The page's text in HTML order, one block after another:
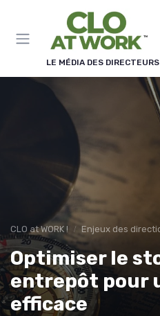
LE MÉDIA DES
CLO at WORK ! Enjeux des
Optimiser le
entrepôt pour
efficace
Panneau de gestion des cookies